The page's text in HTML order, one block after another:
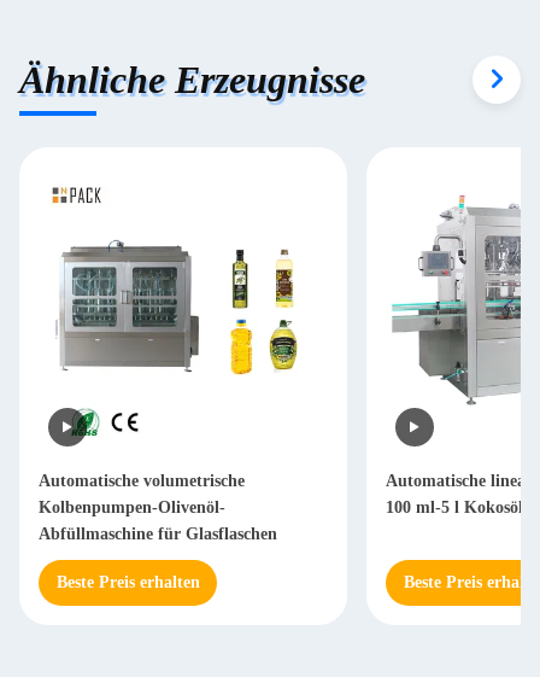
Ähnliche Erzeugnisse
Automatische volumetrische
Kolbenpumpen-Olivenöl-
Abfüllmaschine für Glasflaschen
Beste Preis erhalten
Automatische
100 ml-5 l Kokosöl-
Beste Preis